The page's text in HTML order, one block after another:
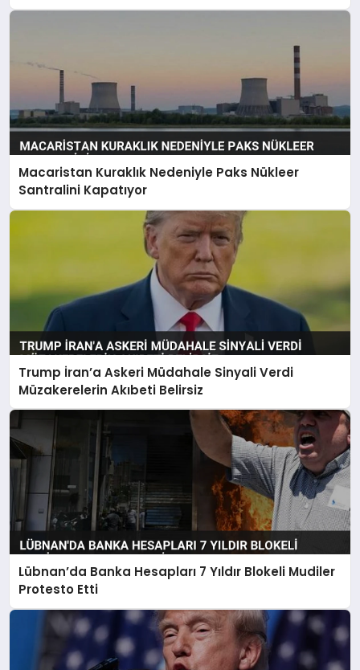
Macaristan Kuraklık Nedeniyle Paks Nükleer
Santralini Kapatıyor
Trump İran’a Askeri Müdahale Sinyali Verdi
Müzakerelerin Akıbeti Belirsiz
Lübnan’da Banka Hesapları 7 Yıldır Blokeli Mudiler
Protesto Etti